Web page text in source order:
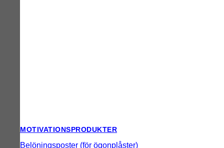
MOTIVATIONSPRODUKTER
Belöningsposter (för ögonplåster)